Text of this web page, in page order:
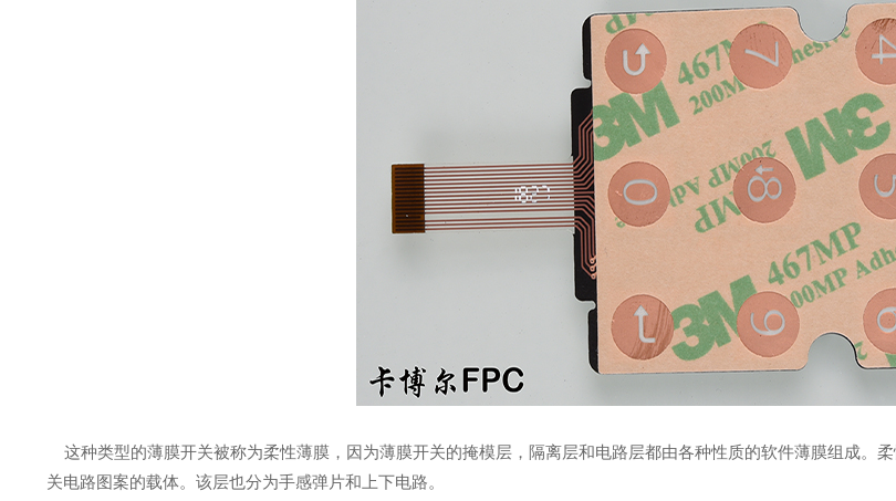
这种类型的薄膜开关被称为柔性薄膜，因为薄膜开关的掩模层，隔离层和电路层都由各种性质的软件薄膜组成。
关电路图案的载体。该层也分为手感弹片和上下电路。